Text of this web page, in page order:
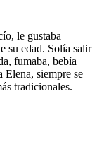
le gustaba
su edad. Solía salir
fumaba, bebía
Elena, siempre se
tradicionales.